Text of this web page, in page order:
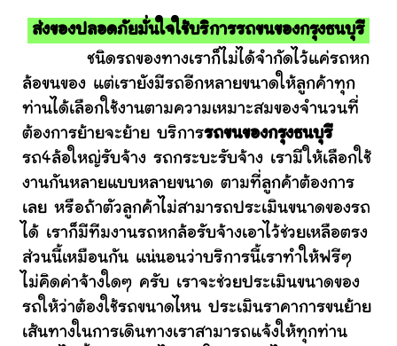
ส่งของปลอดภัยมั่นใจใช้บริการรถขนของกรุงธนบุรี
ชนิดรถของทางเราก็ไม่ได้จำกัดไว้แค่รถหก
ล้อขนของ แต่เรายังมีรถอีกหลายขนาดให้ลูกค้าทุก
ท่านได้เลือกใช้งานตามความเหมาะสมของจำนวนที่
ต้องการย้ายจะย้าย บริการรถขนของกรุงธนบุรี
รถ4ล้อใหญ่รับจ้าง รถกระบะรับจ้าง เรามีให้เลือกใช้
งานกันหลายแบบหลายขนาด ตามที่ลูกค้าต้องการ
เลย หรือถ้าตัวลูกค้าไม่สามารถประเมินขนาดของรถ
ได้ เราก็มีทีมงานรถหกล้อรับจ้างเอาไว้ช่วยเหลือตรง
ส่วนนี้เหมือนกัน แน่นอนว่าบริการนี้เราทำให้ฟรีๆ
ไม่คิดค่าจ้างใดๆ ครับ เราจะช่วยประเมินขนาดของ
รถให้ว่าต้องใช้รถขนาดไหน ประเมินราคาการขนย้าย
เส้นทางในการเดินทางเราสามารถแจ้งให้ทุกท่าน